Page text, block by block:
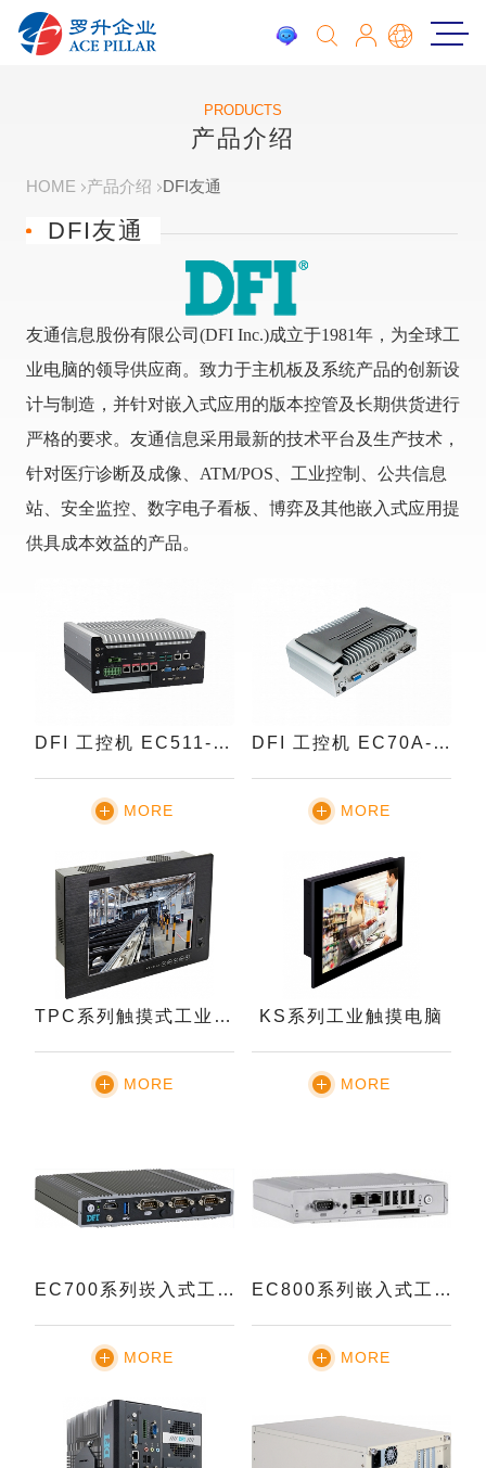
PRODUCTS
产品介绍
HOME 产品介绍 DFI友通
DFI友通
友通信息股份有限公司(DFI Inc.)成立于1981年，为全球工
业电脑的领导供应商。致力于主机板及系统产品的创新设
计与制造，并针对嵌入式应用的版本控管及长期供货进行
严格的要求。友通信息采用最新的技术平台及生产技术，
针对医疔诊断及成像、ATM/POS、工业控制、公共信息
站、安全监控、数字电子看板、博弈及其他嵌入式应用提
供具成本效益的产品。
DFI 工控机 EC511-CS
MORE
DFI 工控机 EC70A-TGU
MORE
TPC系列触摸式工业电脑
MORE
KS系列工业触摸电脑
MORE
EC700系列崁入式工业电脑
MORE
EC800系列嵌入式工业电脑
MORE